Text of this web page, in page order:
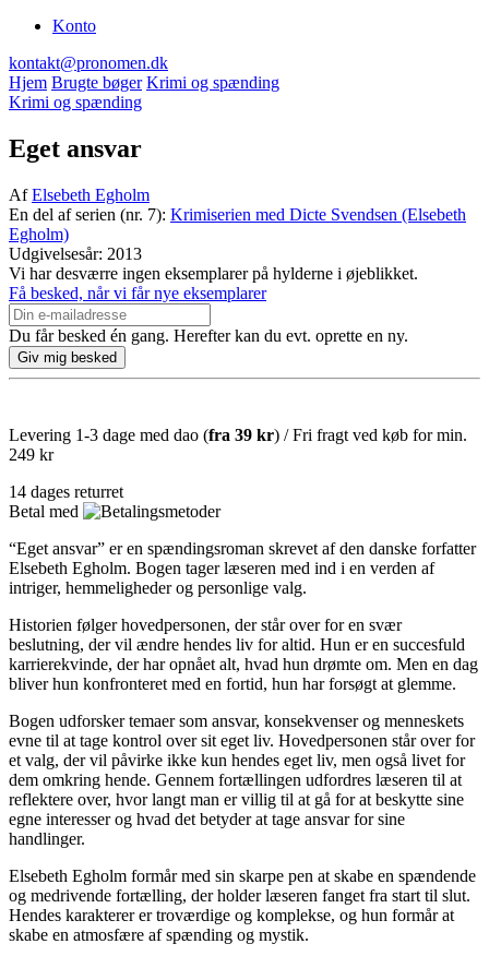
Konto
kontakt@pronomen.dk
Hjem Brugte bøger Krimi og spænding
Krimi og spænding
Eget ansvar
AfElsebeth Egholm
En del af serien (nr. 7): Krimiserien med Dicte Svendsen (Elsebeth
Egholm)
Udgivelsesår: 2013
Vi har desværre ingen eksemplarer på hylderne i øjeblikket.
Få besked, når vi får nye eksemplarer
Du får besked én gang. Herefter kan du evt. oprette en ny.
Levering 1-3 dage med dao (fra 39 kr) / Fri fragt ved køb for min.
249 kr
14 dages returret
Betal med
“Eget ansvar” er en spændingsroman skrevet af den danske forfatter
Elsebeth Egholm. Bogen tager læseren med ind i en verden af
intriger, hemmeligheder og personlige valg.
Historien følger hovedpersonen, der står over for en svær
beslutning, der vil ændre hendes liv for altid. Hun er en succesfuld
karrierekvinde, der har opnået alt, hvad hun drømte om. Men en dag
bliver hun konfronteret med en fortid, hun har forsøgt at glemme.
Bogen udforsker temaer som ansvar, konsekvenser og menneskets
evne til at tage kontrol over sit eget liv. Hovedpersonen står over for
et valg, der vil påvirke ikke kun hendes eget liv, men også livet for
dem omkring hende. Gennem fortællingen udfordres læseren til at
reflektere over, hvor langt man er villig til at gå for at beskytte sine
egne interesser og hvad det betyder at tage ansvar for sine
handlinger.
Elsebeth Egholm formår med sin skarpe pen at skabe en spændende
og medrivende fortælling, der holder læseren fanget fra start til slut.
Hendes karakterer er troværdige og komplekse, og hun formår at
skabe en atmosfære af spænding og mystik.